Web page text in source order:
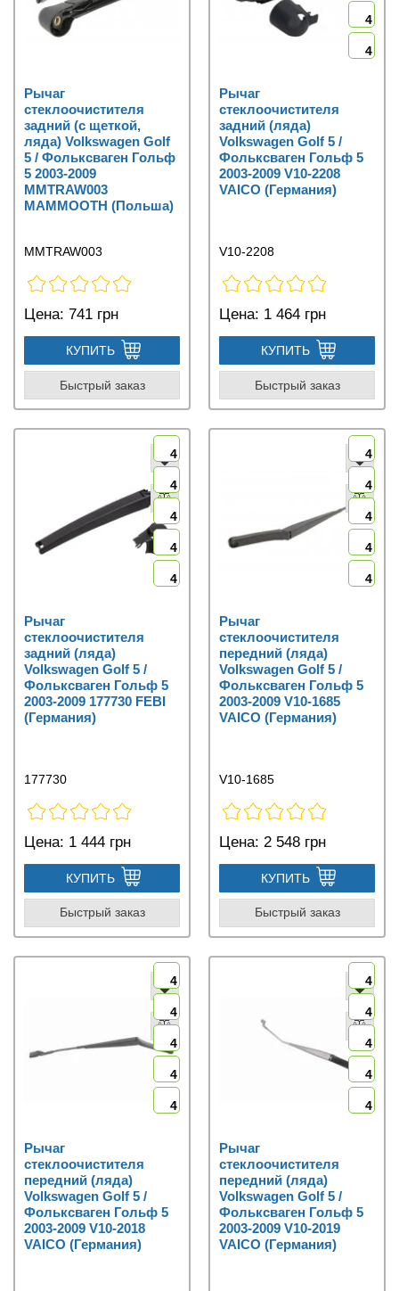
Рычаг
стеклоочистителя
задний (с щеткой,
ляда) Volkswagen Golf
5 / Фольксваген Гольф
5 2003-2009
MMTRAW003
MAMMOOTH (Польша)
MMTRAW003
Цена: 741 грн
КУПИТЬ
Быстрый заказ
4
4
Рычаг
стеклоочистителя
задний (ляда)
Volkswagen Golf 5 /
Фольксваген Гольф 5
2003-2009 V10-2208
VAICO (Германия)
V10-2208
Цена: 1 464 грн
КУПИТЬ
Быстрый заказ
4
4
4
4
4
Рычаг
стеклоочистителя
задний (ляда)
Volkswagen Golf 5 /
Фольксваген Гольф 5
2003-2009 177730 FEBI
(Германия)
177730
Цена: 1 444 грн
КУПИТЬ
Быстрый заказ
4
4
4
4
4
Рычаг
стеклоочистителя
передний (ляда)
Volkswagen Golf 5 /
Фольксваген Гольф 5
2003-2009 V10-1685
VAICO (Германия)
V10-1685
Цена: 2 548 грн
КУПИТЬ
Быстрый заказ
4
4
4
4
4
Рычаг
стеклоочистителя
передний (ляда)
Volkswagen Golf 5 /
Фольксваген Гольф 5
2003-2009 V10-2018
VAICO (Германия)
4
4
4
4
4
Рычаг
стеклоочистителя
передний (ляда)
Volkswagen Golf 5 /
Фольксваген Гольф 5
2003-2009 V10-2019
VAICO (Германия)